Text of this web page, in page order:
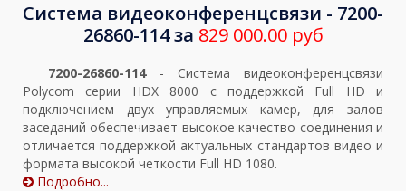
Система видеоконференцсвязи - 7200-
26860-114 за 829 000.00 руб
7200-26860-114- Система видеоконференцсвязи
Polycom серии HDX 8000 с поддержкой Full HD и
подключением двух управляемых камер, для залов
заседаний обеспечивает высокое качество соединения и
отличается поддержкой актуальных стандартов видео и
формата высокой четкости Full HD 1080.
Подробно...